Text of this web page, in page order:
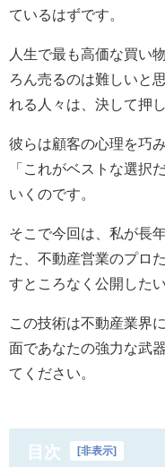
ているはずです。
人生で最も高価な買い
ろん売るのは難しいと
れる人々は、決して押
彼らは顧客の心理を巧
「これがベストな選択
いくのです。
そこで今回は、私が長
た、不動産営業のプロ
すところなく公開した
この技術は不動産業界
面であなたの強力な武
てください。
目次 非表示